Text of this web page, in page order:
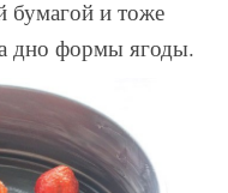
бумагой и тоже
дно формы ягоды.